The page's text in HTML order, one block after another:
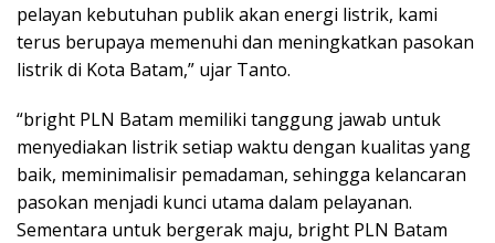
pelayan kebutuhan publik akan energi listrik, kami
terus berupaya memenuhi dan meningkatkan pasokan
listrik di Kota Batam,” ujar Tanto.
“bright PLN Batam memiliki tanggung jawab untuk
menyediakan listrik setiap waktu dengan kualitas yang
baik, meminimalisir pemadaman, sehingga kelancaran
pasokan menjadi kunci utama dalam pelayanan.
Sementara untuk bergerak maju, bright PLN Batam